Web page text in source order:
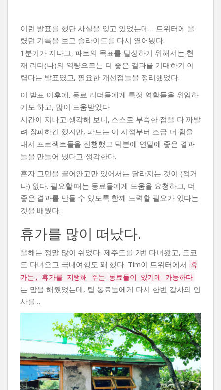
이런 발표를 했단 사실을 잊고 있었는데… 트위터에 올
렸던 기록을 보고 슬라이드를 다시 열어봤다.
1분기가 지나고, 파트의 목표를 달성하기 위해서는 현
재 리더(나)의 역량으로는 더 좋은 결과를 기대하기 어
렵다는 발표였고, 필요한 개선점들을 정리했었다.
이 발표 이후에, 동료 리더들에게 특정 역할들을 위임하
기도 하고, 많이 도움받았다.
시간이 지나고 생각해 보니, 스스로 부족한 점을 다 까발
려 창피하긴 했지만, 파트는 이 시점부터 조금 더 힘을
내서 프로젝트들을 진행했고 덕분에 연말에 좋은 결과
들을 만들어 냈다고 생각한다.
혼자 고민을 끌어안고만 있어서는 달라지는 것이 (적거
나) 없다. 필요할 때는 동료들에게 도움을 요청하고, 더
좋은 결과를 만들 수 있도록 함께 노력할 필요가 있다는
것을 배웠다.
휴가를 많이 떠났다.
올해는 정말 많이 쉬었다. 제주도를 2번 다녀왔고, 도쿄
도 다녀오고 국내여행도 꽤 했다. Tim이 트위터에서
휴
가는, 휴가를 지탱해 주는 동료들이 있기에 가능하다
는 말을 해줬었는데, 팀 동료들에게 다시 한번 감사의 인
사를…